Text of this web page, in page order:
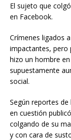
El sujeto que
en Facebook.
Crímenes ligados
impactantes, pero
hizo un hombre
supuestamente
social.
Según reportes
en cuestión
colgando de su
y con cara de